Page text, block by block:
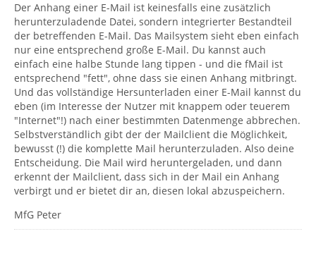
Der Anhang einer E-Mail ist keinesfalls eine zusätzlich
herunterzuladende Datei, sondern integrierter Bestandteil
der betreffenden E-Mail. Das Mailsystem sieht eben einfach
nur eine entsprechend große E-Mail. Du kannst auch
einfach eine halbe Stunde lang tippen - und die fMail ist
entsprechend "fett", ohne dass sie einen Anhang mitbringt.
Und das vollständige Hersunterladen einer E-Mail kannst du
eben (im Interesse der Nutzer mit knappem oder teuerem
"Internet"!) nach einer bestimmten Datenmenge abbrechen.
Selbstverständlich gibt der der Mailclient die Möglichkeit,
bewusst (!) die komplette Mail herunterzuladen. Also deine
Entscheidung. Die Mail wird heruntergeladen, und dann
erkennt der Mailclient, dass sich in der Mail ein Anhang
verbirgt und er bietet dir an, diesen lokal abzuspeichern.
MfG Peter